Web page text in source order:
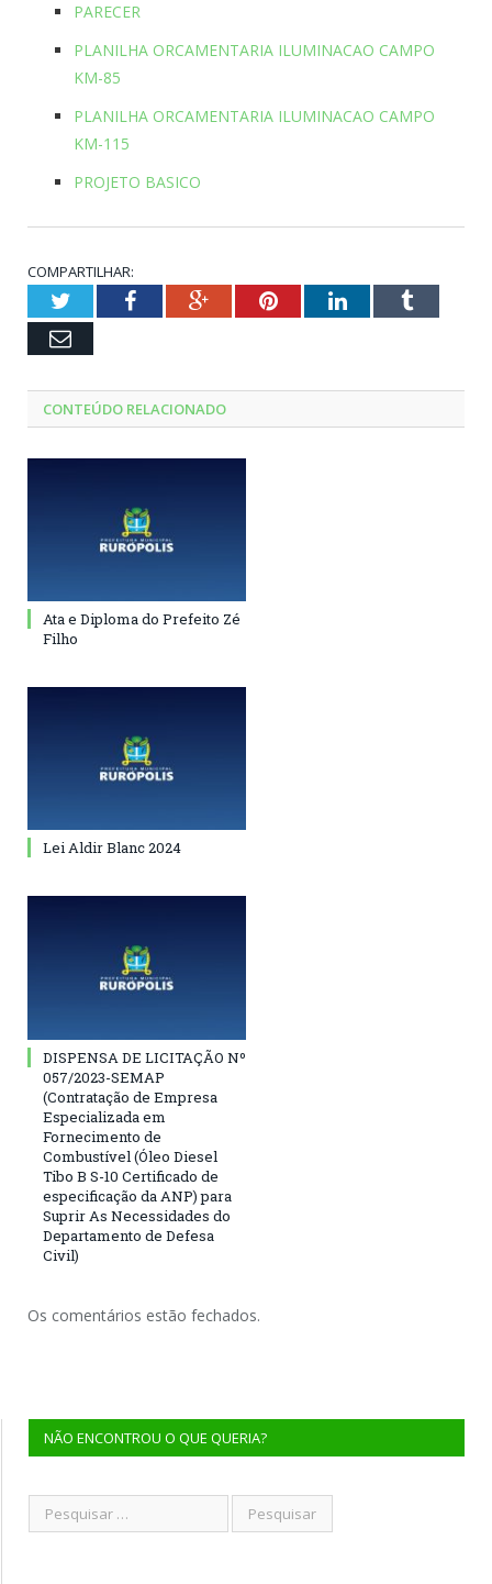
PARECER
PLANILHA ORCAMENTARIA ILUMINACAO CAMPO
KM-85
PLANILHA ORCAMENTARIA ILUMINACAO CAMPO
KM-115
PROJETO BASICO
COMPARTILHAR:
TwitterFacebookGoogle+PinterestLinkedInTumblr
Email
CONTEÚDO RELACIONADO
Ata e Diploma do Prefeito Zé
Filho
Lei Aldir Blanc 2024
DISPENSA DE LICITAÇÃO Nº
057/2023-SEMAP
(Contratação de Empresa
Especializada em
Fornecimento de
Combustível (Óleo Diesel
Tibo B S-10 Certificado de
especificação da ANP) para
Suprir As Necessidades do
Departamento de Defesa
Civil)
Os comentários estão fechados.
NÃO ENCONTROU O QUE QUERIA?